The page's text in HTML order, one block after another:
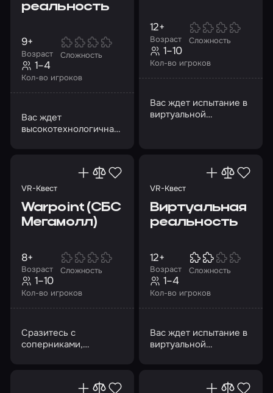
реальность
Возраст
9+
Сложность
Кол-во игроков
1–4
Вас ждет
высокотехнологичная
Возраст
12+
Сложность
Кол-во игроков
1–10
Вас ждет испытание в
виртуальной
VR-Квест
Warpoint (СБС
Мегамолл)
Возраст
8+
Сложность
Кол-во игроков
1–10
Сразитесь с
соперниками,
VR-Квест
Виртуальная
реальность
Возраст
12+
Сложность
Кол-во игроков
1–4
Вас ждет испытание в
виртуальной